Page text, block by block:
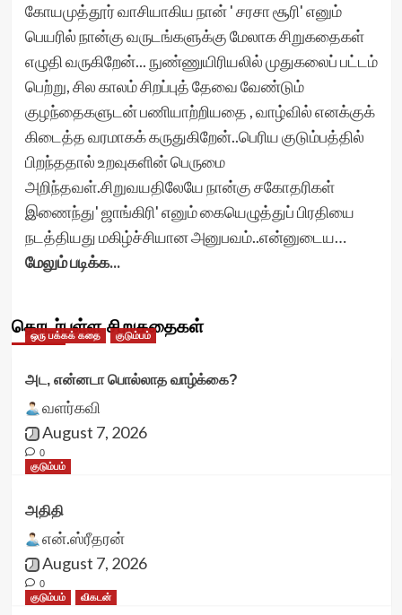
கோயமுத்தூர் வாசியாகிய நான் ' சரசா சூரி' எனும்
பெயரில் நான்கு வருடங்களுக்கு மேலாக சிறுகதைகள்
எழுதி வருகிறேன்... நுண்ணுயிரியலில் முதுகலைப் பட்டம்
பெற்று, சில காலம் சிறப்புத் தேவை வேண்டும்
குழந்தைகளுடன் பணியாற்றியதை , வாழ்வில் எனக்குக்
கிடைத்த வரமாகக் கருதுகிறேன்..பெரிய குடும்பத்தில்
பிறந்ததால் உறவுகளின் பெருமை
அறிந்தவள்.சிறுவயதிலேயே நான்கு சகோதரிகள்
இணைந்து' ஜாங்கிரி' எனும் கையெழுத்துப் பிரதியை
நடத்தியது மகிழ்ச்சியான அனுபவம்..என்னுடைய…
மேலும் படிக்க...
தொடர்புள்ள சிறுகதைகள்
ஒரு பக்கக் கதை குடும்பம்
அட, என்னடா பொல்லாத வாழ்க்கை?
வளர்கவி
August 7, 2026
0
குடும்பம்
அதிதி
என்.ஸ்ரீதரன்
August 7, 2026
0
குடும்பம்
விகடன்